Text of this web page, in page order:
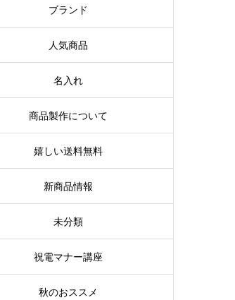
ブランド
人気商品
名入れ
商品製作について
嬉しい送料無料
新商品情報
未分類
祝電マナー講座
秋のおススメ